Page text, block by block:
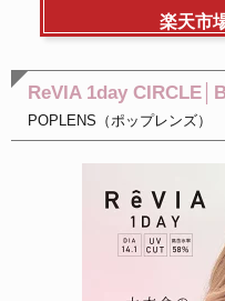
楽天市
ReVIA 1day
POPLENS（ポップレンズ）